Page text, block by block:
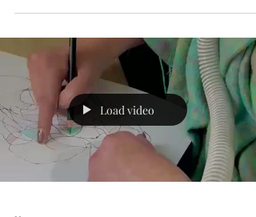
na prechádzke, doma v lese. Stretla som stádo
danielov. Dnes bola so mnou moja Jeannie, fenka
starenka, už čoskoro 15 ročná, takže veľmi blízko k
nim sme sa nedostali. No predsa - bolo to stretnutie
krásne. V stále bol jeden daniel biely, albín. Vidieť
stádo danielov je výnimočné, vidieť daniela- albína,
dar. Keď sme ich potom stretli ešte raz v lese, tak som
si pripa
Load video